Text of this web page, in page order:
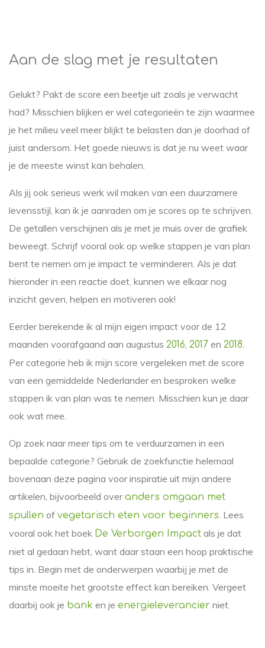
Aan de slag met je resultaten
Gelukt? Pakt de score een beetje uit zoals je verwacht
had? Misschien blijken er wel categorieën te zijn waarmee
je het milieu veel meer blijkt te belasten dan je doorhad of
juist andersom. Het goede nieuws is dat je nu weet waar
je de meeste winst kan behalen.
Als jij ook serieus werk wil maken van een duurzamere
levensstijl, kan ik je aanraden om je scores op te schrijven.
De getallen verschijnen als je met je muis over de grafiek
beweegt. Schrijf vooral ook op welke stappen je van plan
bent te nemen om je impact te verminderen. Als je dat
hieronder in een reactie doet, kunnen we elkaar nog
inzicht geven, helpen en motiveren ook!
Eerder berekende ik al mijn eigen impact voor de 12
maanden voorafgaand aan augustus 2016, 2017 en 2018.
Per categorie heb ik mijn score vergeleken met de score
van een gemiddelde Nederlander en besproken welke
stappen ik van plan was te nemen. Misschien kun je daar
ook wat mee.
Op zoek naar meer tips om te verduurzamen in een
bepaalde categorie? Gebruik de zoekfunctie helemaal
bovenaan deze pagina voor inspiratie uit mijn andere
artikelen, bijvoorbeeld overanders omgaan met
spullen of vegetarisch eten voor beginners. Lees
vooral ook het boek De Verborgen Impact als je dat
niet al gedaan hebt, want daar staan een hoop praktische
tips in. Begin met de onderwerpen waarbij je met de
minste moeite het grootste effect kan bereiken. Vergeet
daarbij ook je bank en je energieleverancier niet.